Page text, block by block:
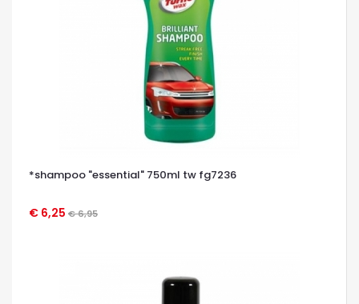
*shampoo "essential" 750ml tw fg7236
€ 6,25 € 6,95
OCCHIATA VELOCE